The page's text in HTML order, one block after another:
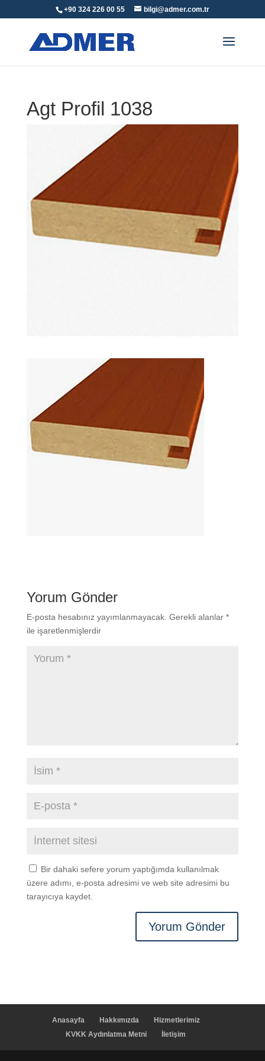
+90 324 226 00 55 bilgi@admer.com.tr
Agt Profil 1038
Yorum Gönder
E-posta hesabınız yayımlanmayacak. Gerekli alanlar *
ile işaretlenmişlerdir
Bir dahaki sefere yorum yaptığımda kullanılmak
üzere adımı, e-posta adresimi ve web site adresimi bu
tarayıcıya kaydet.
Anasayfa Hakkımızda
Hizmetlerimiz
KVKK Aydınlatma Metni
İletişim